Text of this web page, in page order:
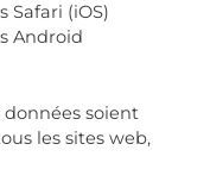
Safari (iOS)
Android
soient
les sites web,